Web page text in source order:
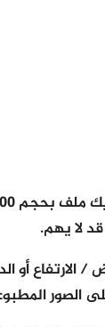
لا يهم.
الصور